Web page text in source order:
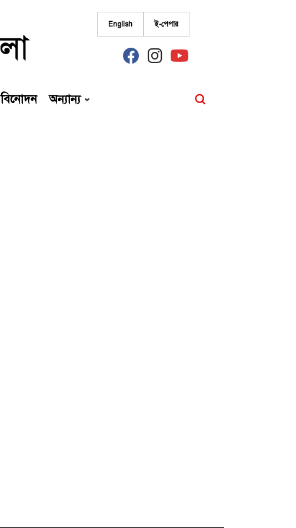
English ই-পেপার
fab
fa-
fab
fa-
fab
fa-
বিনোদন অন্যান্য